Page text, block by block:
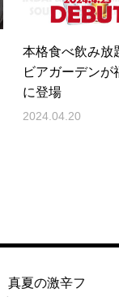
本格食べ飲み放
ビアガーデンが
に登場
2024.04.20